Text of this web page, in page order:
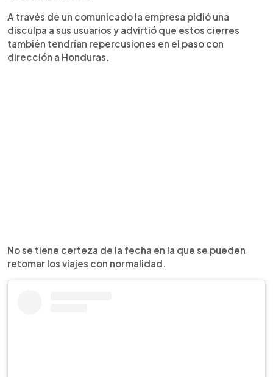
A través de un comunicado la empresa pidió una
disculpa a sus usuarios y advirtió que estos cierres
también tendrían repercusiones en el paso con
dirección a Honduras.
No se tiene certeza de la fecha en la que se pueden
retomar los viajes con normalidad.